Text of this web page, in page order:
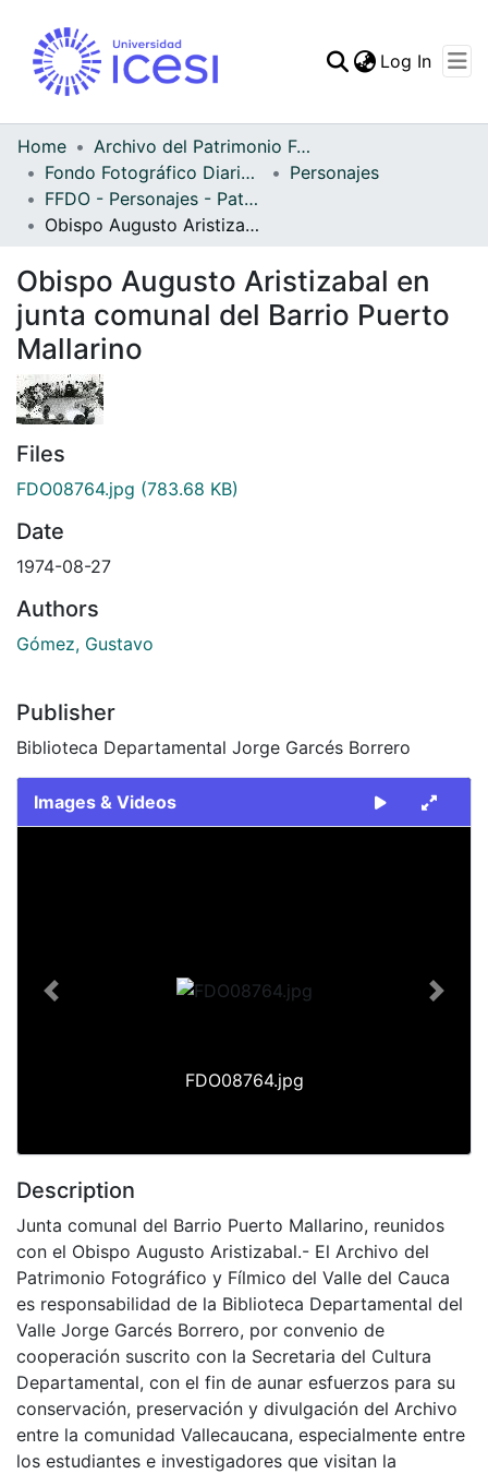
Statistics
Log In
Home
Archivo del Patrimonio Fotográfico y Fílmico del Valle del Cauca
Fondo Fotográfico Diario Occidente
Personajes
FFDO - Personajes - Patrimonial
Obispo Augusto Aristizabal en junta comunal del Barrio Puerto Mallarino
Obispo Augusto Aristizabal en
junta comunal del Barrio Puerto
Mallarino
Files
FDO08764.jpg (783.68 KB)
Date
1974-08-27
Authors
Gómez, Gustavo
Publisher
Biblioteca Departamental Jorge Garcés Borrero
Images & Videos
FDO08764.jpg
Previous Next
Description
Junta comunal del Barrio Puerto Mallarino, reunidos
con el Obispo Augusto Aristizabal.- El Archivo del
Patrimonio Fotográfico y Fílmico del Valle del Cauca
es responsabilidad de la Biblioteca Departamental del
Valle Jorge Garcés Borrero, por convenio de
cooperación suscrito con la Secretaria del Cultura
Departamental, con el fin de aunar esfuerzos para su
conservación, preservación y divulgación del Archivo
entre la comunidad Vallecaucana, especialmente entre
los estudiantes e investigadores que visitan la